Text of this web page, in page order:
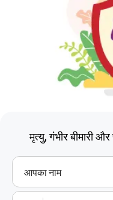
मृत्यु, गंभीर बीमारी
आपका नाम